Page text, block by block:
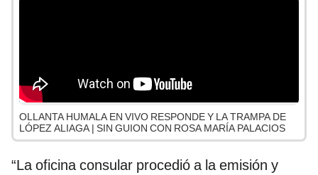
OLLANTA HUMALA EN VIVO RESPONDE Y LA TRAMPA DE
LÓPEZ ALIAGA | SIN GUION CON ROSA MARÍA PALACIOS
“La oficina consular procedió a la emisión y